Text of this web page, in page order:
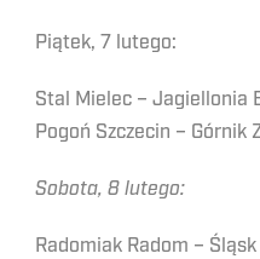
Piątek, 7 lutego:
Stal Mielec – Jagiellonia
Pogoń Szczecin – Górnik
Sobota, 8 lutego:
Radomiak Radom – Śląsk